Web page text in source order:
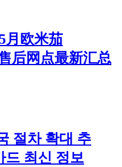
月欧米茄
后网点最新汇总
절차 확대 추
최신 정보